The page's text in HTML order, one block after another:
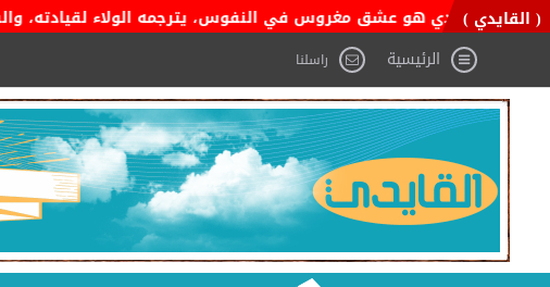
( القايدي )
السعودي هو عشق مغروس في النفوس، يترجمه الولاء لقيادته، والفخر
الرئيسية
راسلنا